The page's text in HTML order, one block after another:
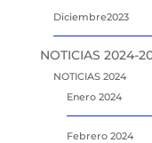
Diciembre2023
NOTICIAS 2024-
NOTICIAS 2024
Enero 2024
Febrero 2024